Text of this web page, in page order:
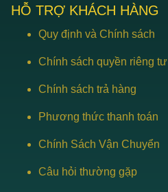
HỖ TRỢ KHÁCH HÀNG
Quy định và Chính sách
Chính sách quyền riêng tư
Chính sách trả hàng
Phương thức thanh toán
Chính Sách Vận Chuyển
Câu hỏi thường gặp